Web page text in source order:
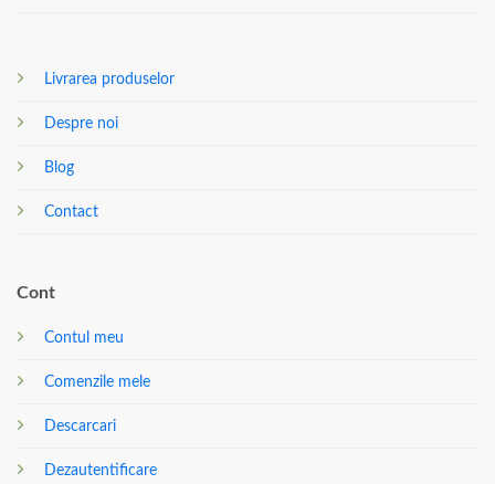
Livrarea produselor
Despre noi
Blog
Contact
Cont
Contul meu
Comenzile mele
Descarcari
Dezautentificare